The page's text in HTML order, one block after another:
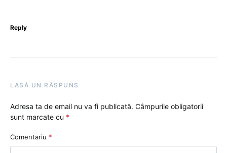
Reply
LASĂ UN RĂSPUNS
Adresa ta de email nu va fi publicată. Câmpurile obligatorii
sunt marcate cu *
Comentariu *